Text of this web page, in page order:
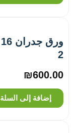
2
₪600.00
إضافة إلى السلة